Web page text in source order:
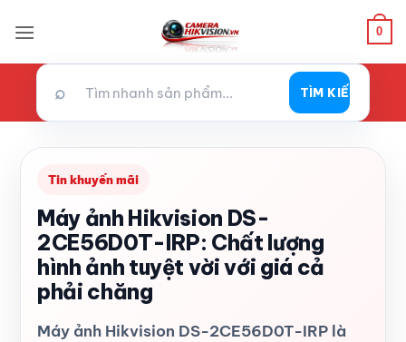
qua
0
⌕ TÌM KIẾM
Tin khuyến mãi
Máy ảnh Hikvision DS-
2CE56D0T-IRP: Chất lượng
hình ảnh tuyệt vời với giá cả
phải chăng
Máy ảnh Hikvision DS-2CE56D0T-IRP là